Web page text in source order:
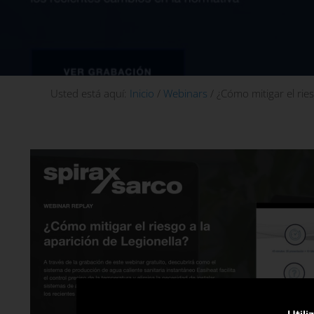
Usted está aquí: Inicio / Webinars / ¿Cómo mitigar el